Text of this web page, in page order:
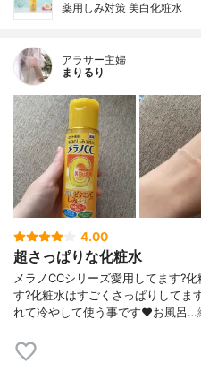
薬用しみ対策 美白化粧水
アラサー主婦
まりるり
4.00
超さっぱりな化粧水
メラノCCシリーズ愛用してます?
す?化粧水はすごくさっぱりしてま
れて冷やして使う事です❤️お風呂…